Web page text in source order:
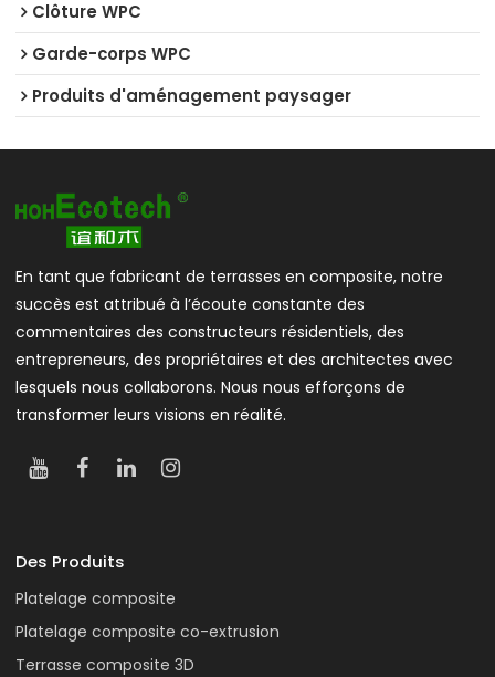
Clôture WPC
Garde-corps WPC
Produits d'aménagement paysager
En tant que fabricant de terrasses en composite, notre
succès est attribué à l’écoute constante des
commentaires des constructeurs résidentiels, des
entrepreneurs, des propriétaires et des architectes avec
lesquels nous collaborons. Nous nous efforçons de
transformer leurs visions en réalité.
Des Produits
Platelage composite
Platelage composite co-extrusion
Terrasse composite 3D